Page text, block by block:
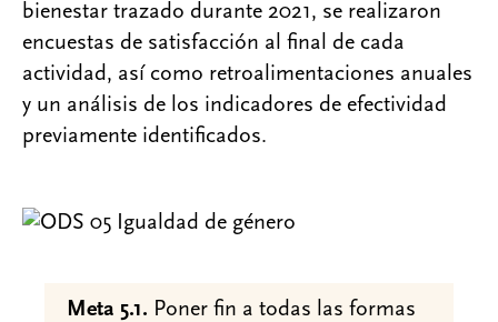
bienestar trazado durante 2021, se realizaron
encuestas de satisfacción al final de cada
actividad, así como retroalimentaciones anuales
y un análisis de los indicadores de efectividad
previamente identificados.
Meta 5.1. Poner fin a todas las formas